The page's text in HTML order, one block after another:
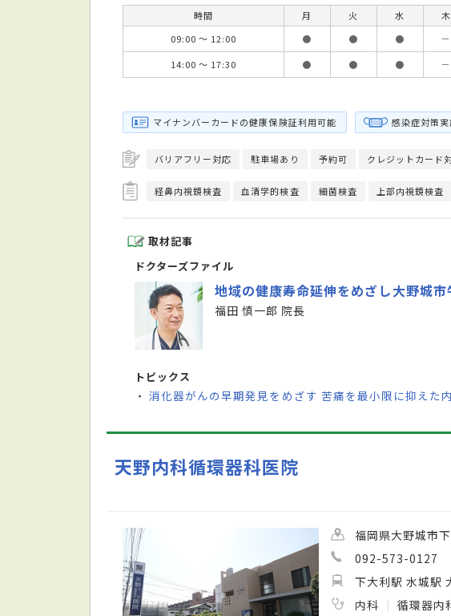
時間 月 火 水 木
09:00 ～ 12:00
● ● ● －
14:00 ～ 17:30
● ● ● －
マイナンバーカードの健康保険証利用可能 感染症対策実
バリアフリー対応 駐車場あり 予約可 クレジットカード
経鼻内視鏡検査 血清学的検査 細菌検査 上部内視鏡検査
取材記事
ドクターズファイル
地域の健康寿命延伸をめざし大野城
福田 慎一郎 院長
トピックス
・消化器がんの早期発見をめざす 苦痛を最小限に抑えた
天野内科循環器科医院
福岡県大野城市
092-573-0127
下大利駅 水城駅
内科
循環器内